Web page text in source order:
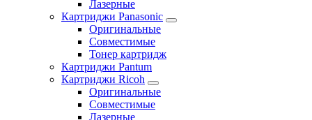
Лазерные
Картриджи Panasonic
Оригинальные
Совместимые
Тонер картридж
Картриджи Pantum
Картриджи Ricoh
Оригинальные
Совместимые
Лазерные